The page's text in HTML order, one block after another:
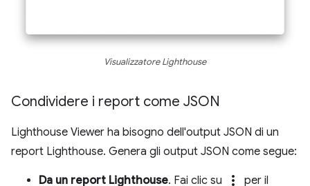
Visualizzatore Lighthouse
Condividere i report come JSON
Lighthouse Viewer ha bisogno dell'output JSON di un
report Lighthouse. Genera gli output JSON come segue:
Da un report Lighthouse. Fai clic su more_vert per il